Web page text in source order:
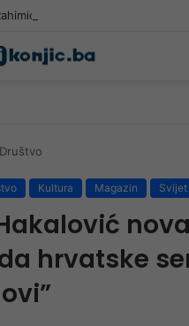
Društvo
Kultura Magazin Svijet
hrvatske